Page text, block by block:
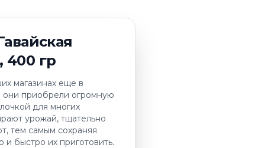
400 гр
магазинах еще в
они приобрели огромную
для многих
урожай, тщательно
тем самым сохраняя
и быстро их приготовить.